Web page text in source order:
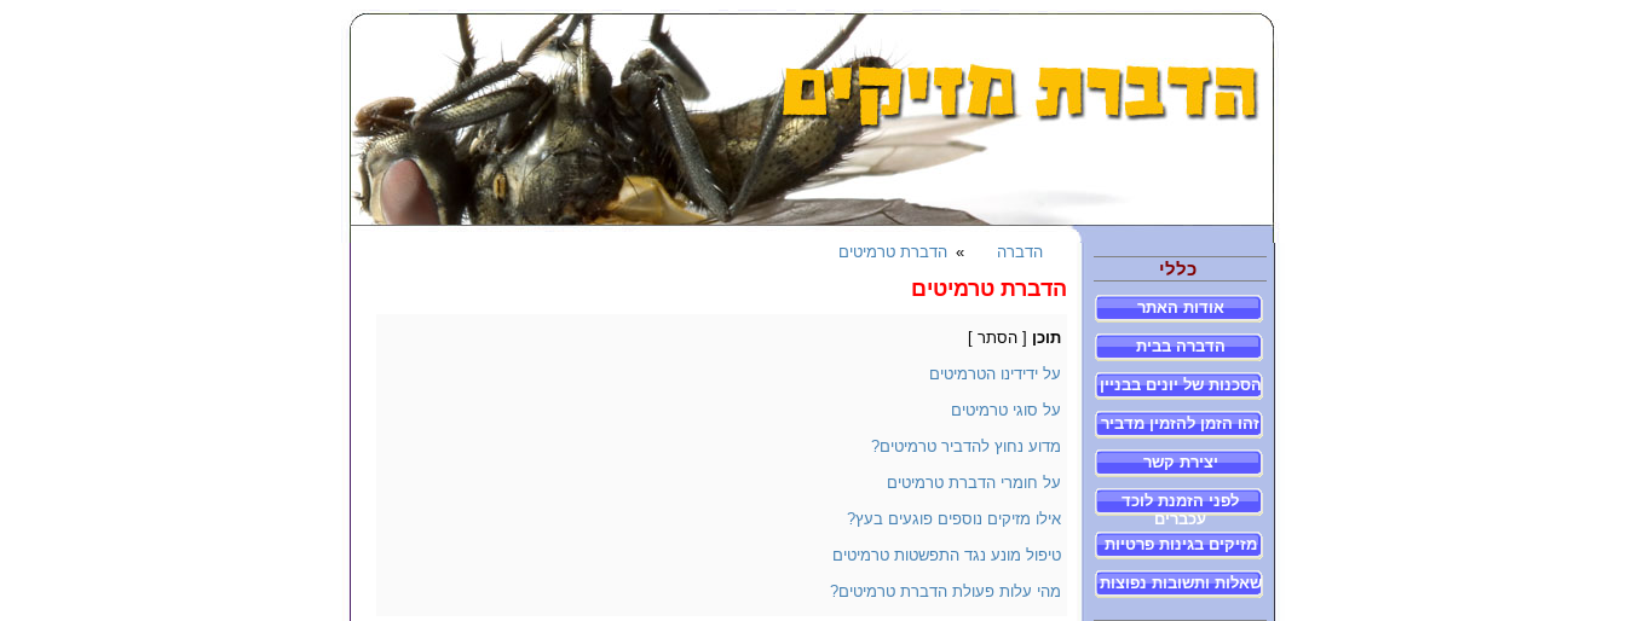
הדברה הדברת טרמיטים
הדברת טרמיטים
תוכן [ הסתר ]
על ידידינו הטרמיטים
על סוגי טרמיטים
מדוע נחוץ להדביר טרמיטים?
על חומרי הדברת טרמיטים
אילו מזיקים נוספים פוגעים בעץ?
טיפול מונע נגד התפשטות טרמיטים
מהי עלות פעולת הדברת טרמיטים?
כללי
אודות האתר
הדברה בבית
הסכנות של יונים בבניין
זהו הזמן להזמין מדביר
יצירת קשר
לפני הזמנת לוכד
עכברים
מזיקים בגינות פרטיות
שאלות ותשובות נפוצות